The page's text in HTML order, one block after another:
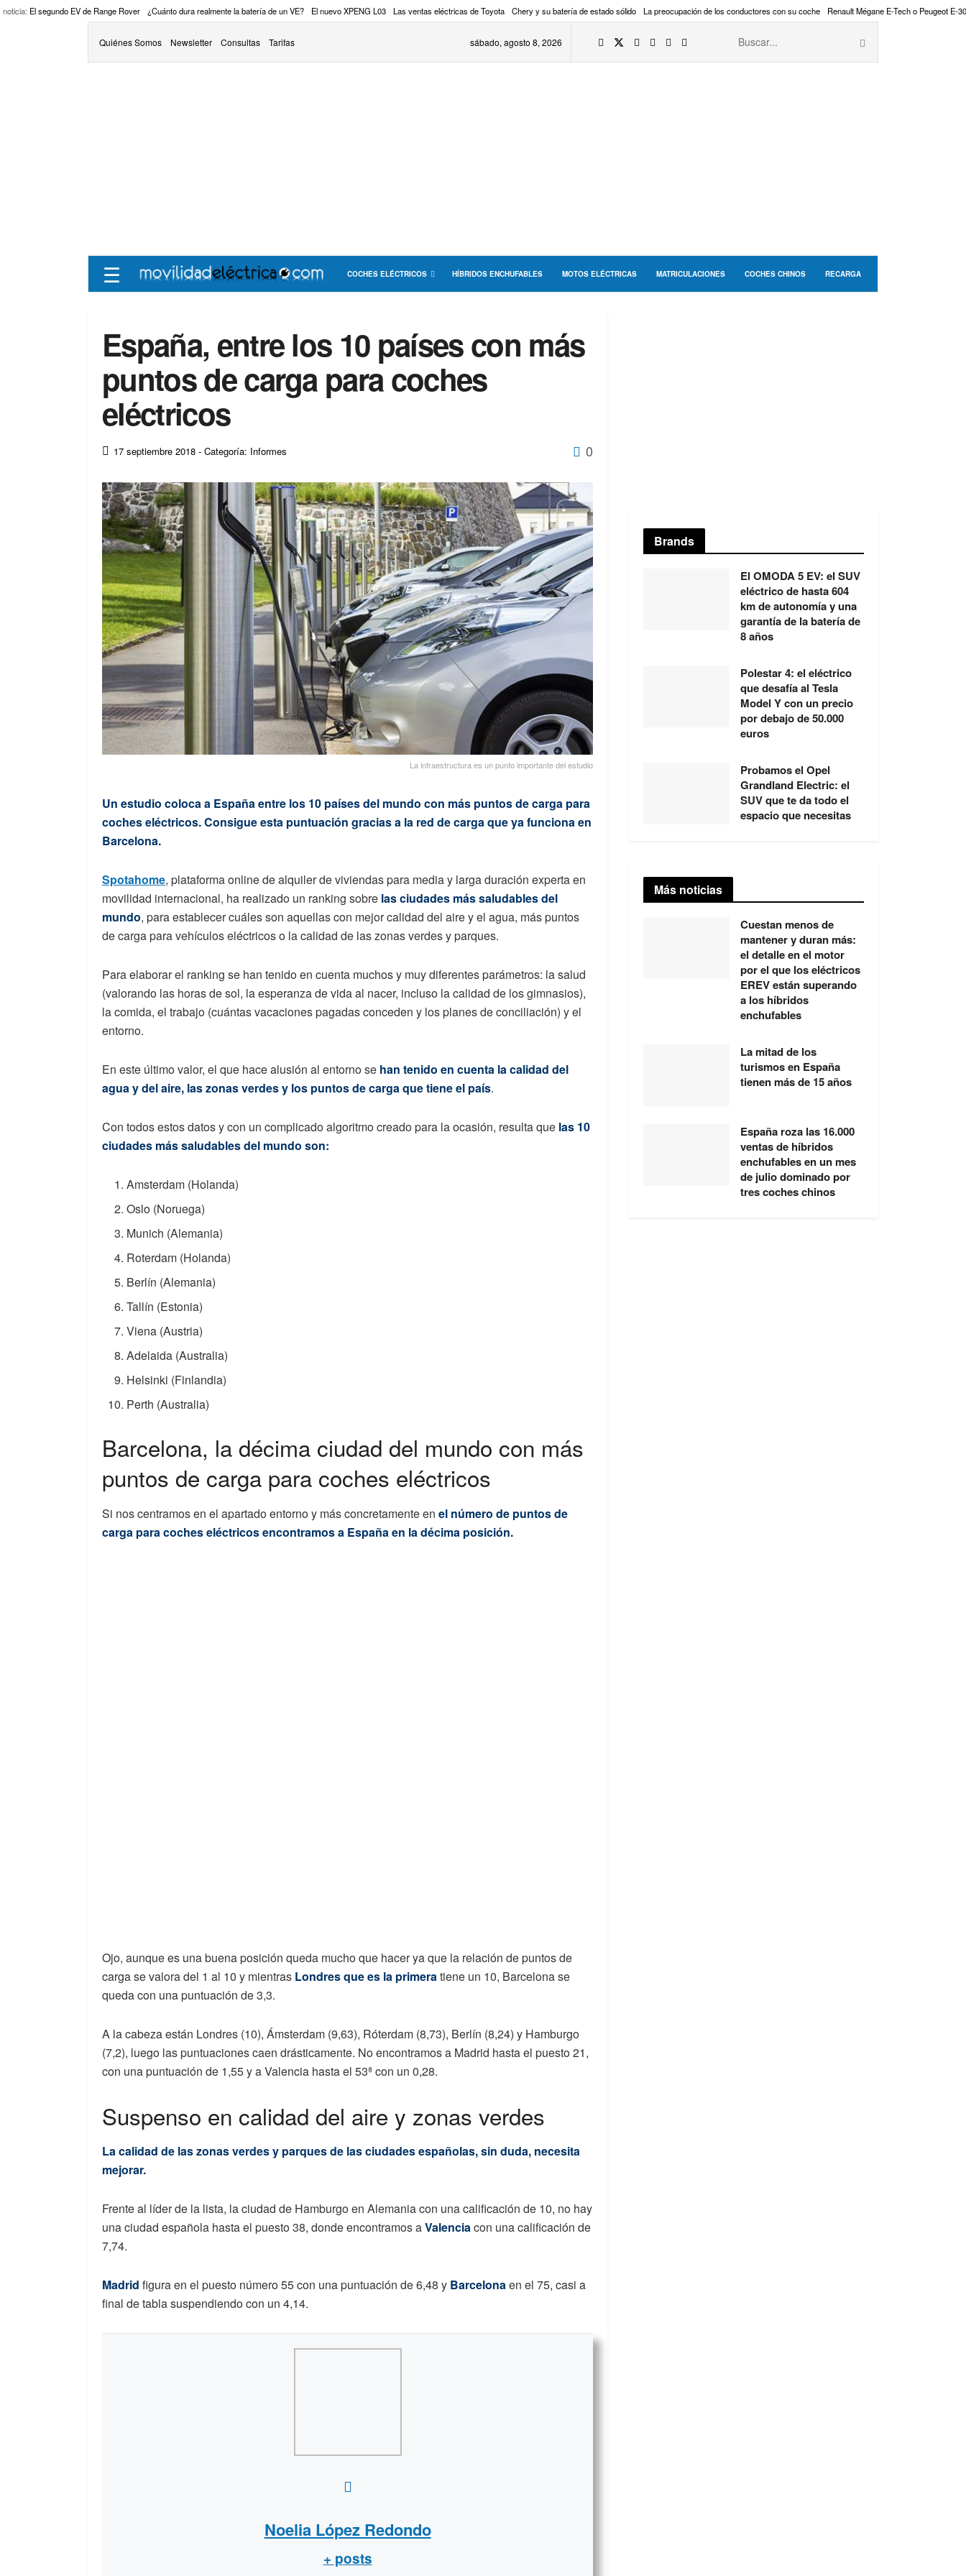
noticia: El segundo EV de Range Rover ¿Cuánto dura realmente la batería de un VE? El nuevo XPENG L03 Las ventas eléctricas de Toyota Chery y su batería de estado sólido La preocupación de los conductores con su coche Renault Mégane E-Tech o Peugeot E-
Quiénes Somos Newsletter Consultas Tarifas sábado, agosto 8, 2026
☰ COCHES ELÉCTRICOS HÍBRIDOS ENCHUFABLES MOTOS ELÉCTRICAS MATRICULACIONES COCHES CHINOS RECARGA
España, entre los 10 países con más
puntos de carga para coches
eléctricos
17 septiembre 2018 - Categoría: Informes 0
La infraestructura es un punto importante del estudio
Un estudio coloca a España entre los 10 países del mundo con más puntos de carga para
coches eléctricos. Consigue esta puntuación gracias a la red de carga que ya funciona en
Barcelona.
Spotahome, plataforma online de alquiler de viviendas para media y larga duración experta en
movilidad internacional, ha realizado un ranking sobre las ciudades más saludables del
mundo, para establecer cuáles son aquellas con mejor calidad del aire y el agua, más puntos
de carga para vehículos eléctricos o la calidad de las zonas verdes y parques.
Para elaborar el ranking se han tenido en cuenta muchos y muy diferentes parámetros: la salud
(valorando las horas de sol, la esperanza de vida al nacer, incluso la calidad de los gimnasios),
la comida, el trabajo (cuántas vacaciones pagadas conceden y los planes de conciliación) y el
entorno.
En este último valor, el que hace alusión al entorno se han tenido en cuenta la calidad del
agua y del aire, las zonas verdes y los puntos de carga que tiene el país.
Con todos estos datos y con un complicado algoritmo creado para la ocasión, resulta que las 10
ciudades más saludables del mundo son:
Amsterdam (Holanda)
Oslo (Noruega)
Munich (Alemania)
Roterdam (Holanda)
Berlín (Alemania)
Tallín (Estonia)
Viena (Austria)
Adelaida (Australia)
Helsinki (Finlandia)
Perth (Australia)
Barcelona, la décima ciudad del mundo con más
puntos de carga para coches eléctricos
Si nos centramos en el apartado entorno y más concretamente en el número de puntos de
carga para coches eléctricos encontramos a España en la décima posición.
Ojo, aunque es una buena posición queda mucho que hacer ya que la relación de puntos de
carga se valora del 1 al 10 y mientras Londres que es la primeratiene un 10, Barcelona se
queda con una puntuación de 3,3.
A la cabeza están Londres (10), Ámsterdam (9,63), Róterdam (8,73), Berlín (8,24) y Hamburgo
(7,2), luego las puntuaciones caen drásticamente. No encontramos a Madrid hasta el puesto 21,
con una puntuación de 1,55 y a Valencia hasta el 53ª con un 0,28.
Suspenso en calidad del aire y zonas verdes
La calidad de las zonas verdes y parques de las ciudades españolas, sin duda, necesita
mejorar.
Frente al líder de la lista, la ciudad de Hamburgo en Alemania con una calificación de 10, no hay
una ciudad española hasta el puesto 38, donde encontramos aValenciacon una calificación de
7,74.
Madrid figura en el puesto número 55 con una puntuación de 6,48 y Barcelonaen el 75, casi a
final de tabla suspendiendo con un 4,14.
Noelia López Redondo
+ posts
Brands
El OMODA 5 EV: el SUV
eléctrico de hasta 604
km de autonomía y una
garantía de la batería de
8 años
Polestar 4: el eléctrico
que desafía al Tesla
Model Y con un precio
por debajo de 50.000
euros
Probamos el Opel
Grandland Electric: el
SUV que te da todo el
espacio que necesitas
Más noticias
Cuestan menos de
mantener y duran más:
el detalle en el motor
por el que los eléctricos
EREV están superando
a los híbridos
enchufables
La mitad de los
turismos en España
tienen más de 15 años
España roza las 16.000
ventas de híbridos
enchufables en un mes
de julio dominado por
tres coches chinos